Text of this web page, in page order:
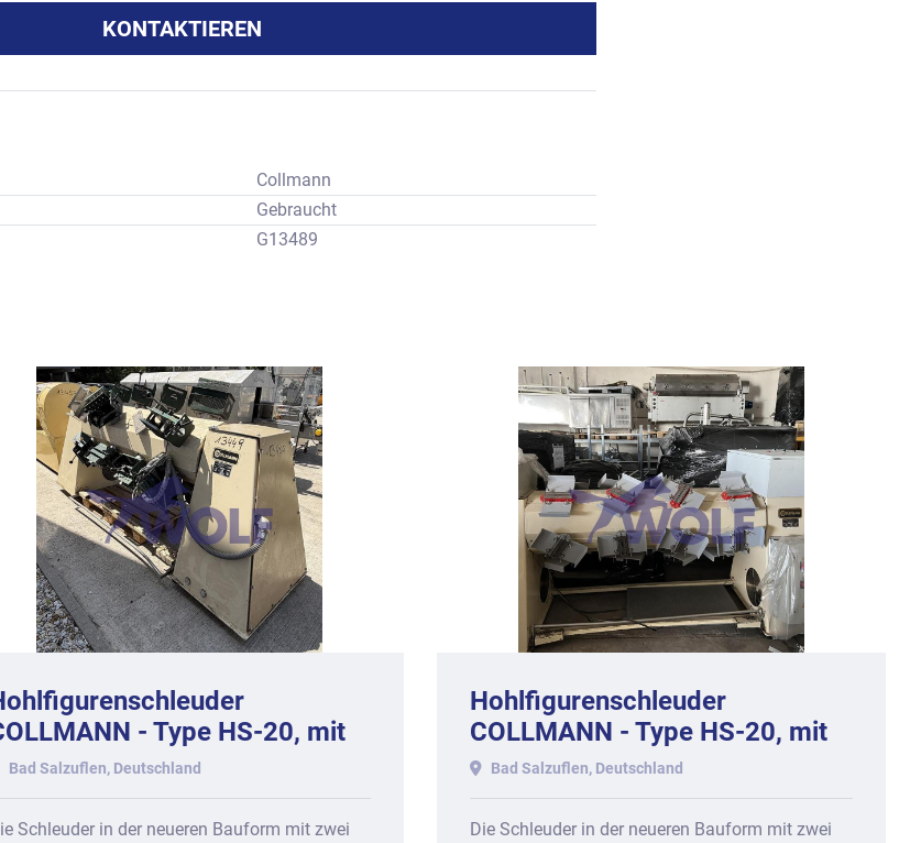
KONTAKTIEREN
Collmann
Gebraucht
G13489
- Type HS-20, mit
Klemmkästen, Baujahr 1995.
Bad Salzuflen, Deutschland
Schleuder in der neueren Bauform mit zwei
Hohlfigurenschleuder
COLLMANN - Type HS-20, mit
20 Langmagneten.
Bad Salzuflen, Deutschland
Die Schleuder in der neueren Bauform mit zwei